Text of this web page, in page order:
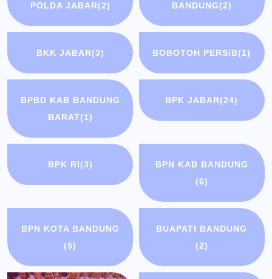
POLDA JABAR(2)
BANDUNG(2)
BKK JABAR(3) BOBOTOH PERSIB(1)
BPBD KAB BANDUNG
BARAT(1)
BPK JABAR(24)
BPK RI(3)
BPN KAB BANDUNG
(6)
BPN KOTA BANDUNG
(5)
BUAPATI BANDUNG
(2)